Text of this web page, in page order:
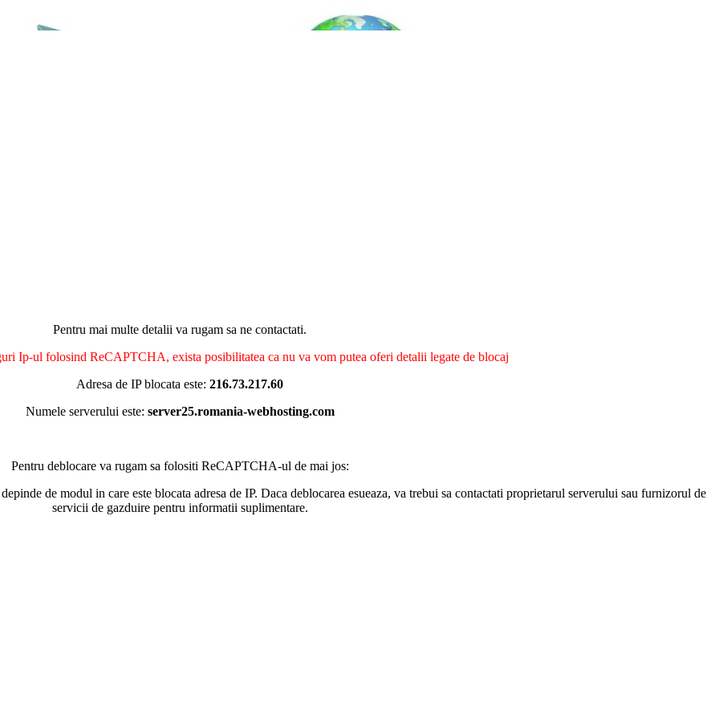
Pentru mai multe detalii va rugam sa ne contactati.
Ip-ul folosind ReCAPTCHA, exista posibilitatea ca nu va vom putea oferi detalii legate de blocaj
Adresa de IP blocata este: 216.73.217.60
Numele serverului este: server25.romania-webhosting.com
Pentru deblocare va rugam sa folositi ReCAPTCHA-ul de mai jos:
de modul in care este blocata adresa de IP. Daca deblocarea esueaza, va trebui sa contactati proprietarul serverului sau furnizorul de
servicii de gazduire pentru informatii suplimentare.